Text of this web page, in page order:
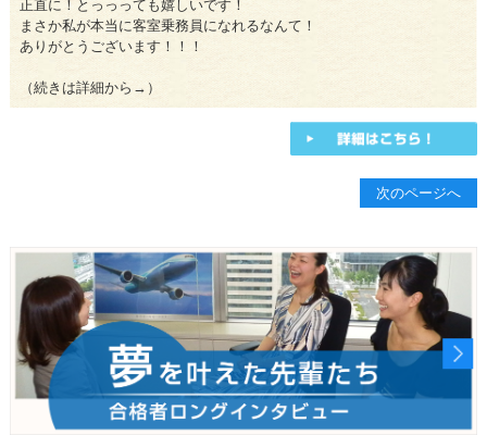
正直に！とっっっても嬉しいです！
まさか私が本当に客室乗務員になれるなんて！
ありがとうございます！！！
（続きは詳細から→）
次のページへ